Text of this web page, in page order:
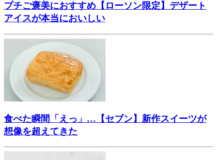
プチご褒美におすすめ【ローソン限定】デザート
アイスが本当においしい
食べた瞬間「えっ」…【セブン】新作スイーツが
想像を超えてきた